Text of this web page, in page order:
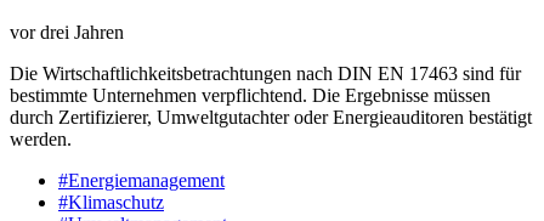
vor drei Jahren
Die Wirtschaftlichkeitsbetrachtungen nach DIN EN 17463 sind für
bestimmte Unternehmen verpflichtend. Die Ergebnisse müssen
durch Zertifizierer, Umweltgutachter oder Energieauditoren bestätigt
werden.
#Energiemanagement
#Klimaschutz